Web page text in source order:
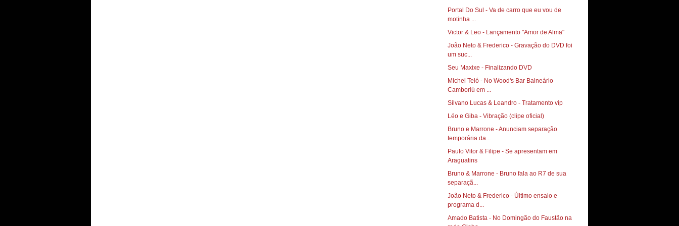
Portal Do Sul - Va de carro que eu vou de
motinha ...
Victor & Leo - Lançamento "Amor de Alma"
João Neto & Frederico - Gravação do DVD foi
um suc...
Seu Maxixe - Finalizando DVD
Michel Teló - No Wood's Bar Balneário
Camboriú em ...
Silvano Lucas & Leandro - Tratamento vip
Léo e Giba - Vibração (clipe oficial)
Bruno e Marrone - Anunciam separação
temporária da...
Paulo Vitor & Filipe - Se apresentam em
Araguatins‏
Bruno & Marrone - Bruno fala ao R7 de sua
separaçã...
João Neto & Frederico - Último ensaio e
programa d...
Amado Batista - No Domingão do Faustão na